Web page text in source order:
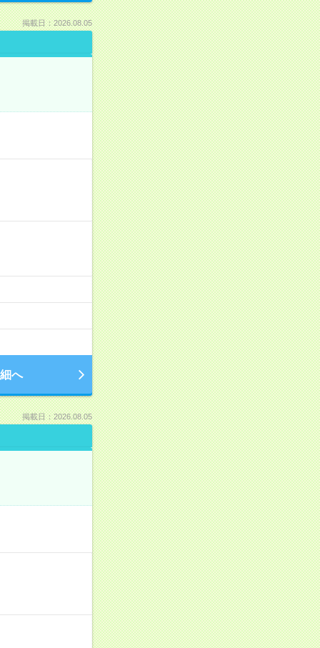
掲載日：2026.08.05
へ
掲載日：2026.08.05